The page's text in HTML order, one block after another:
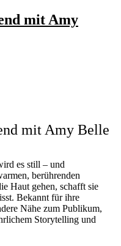
mit Amy
mit Amy Belle
es still – und
berührenden
Haut gehen, schafft sie
Bekannt für ihre
Nähe zum Publikum,
Storytelling und